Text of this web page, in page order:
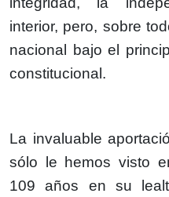
interior, pero, sobre
nacional bajo el
constitucional.
La invaluable
sólo le hemos visto
109 años en su